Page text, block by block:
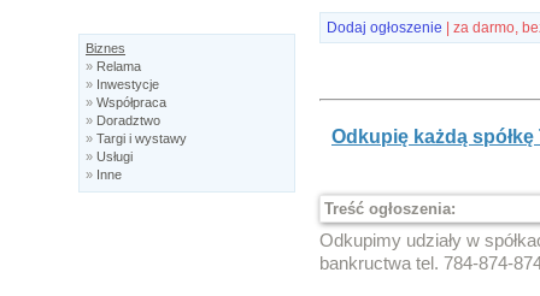
Biznes
» Relama
» Inwestycje
» Współpraca
» Doradztwo
» Targi i wystawy
» Usługi
» Inne
Dodaj ogłoszenie | za darmo,
Odkupię każdą spółkę
Treść ogłoszenia:
Odkupimy udziały w
bankructwa tel. 784-874-